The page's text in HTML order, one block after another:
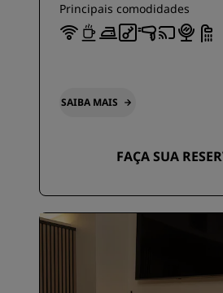
Principais comodidades
SAIBA MAIS
FAÇA SUA